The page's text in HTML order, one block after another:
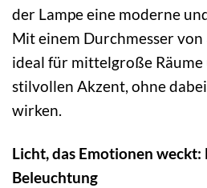
der Lampe eine moderne
Mit einem Durchmesser von
ideal für mittelgroße Räume
stilvollen Akzent, ohne
wirken.
Licht, das Emotionen weckt:
Beleuchtung